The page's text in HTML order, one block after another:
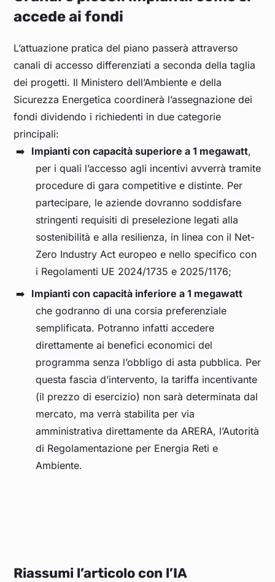
accede ai fondi
L’attuazione pratica del piano passerà attraverso
canali di accesso differenziati a seconda della taglia
dei progetti. Il Ministero dell’Ambiente e della
Sicurezza Energetica coordinerà l’assegnazione dei
fondi dividendo i richiedenti in due categorie
principali:
Impianti con capacità superiore a 1 megawatt,
per i quali l’accesso agli incentivi avverrà tramite
procedure di gara competitive e distinte. Per
partecipare, le aziende dovranno soddisfare
stringenti requisiti di preselezione legati alla
sostenibilità e alla resilienza, in linea con il Net-
Zero Industry Act europeo e nello specifico con
i Regolamenti UE 2024/1735 e 2025/1176;
Impianti con capacità inferiore a 1 megawatt
che godranno di una corsia preferenziale
semplificata. Potranno infatti accedere
direttamente ai benefici economici del
programma senza l’obbligo di asta pubblica. Per
questa fascia d’intervento, la tariffa incentivante
(il prezzo di esercizio) non sarà determinata dal
mercato, ma verrà stabilita per via
amministrativa direttamente da ARERA, l’Autorità
di Regolamentazione per Energia Reti e
Ambiente.
Riassumi l’articolo con l’IA